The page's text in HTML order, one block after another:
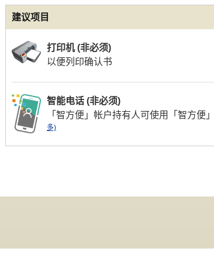
建议项目
打印机 (非必须)
以便列印确认书
智能电话 (非必须)
「智方便」帐户持有人可使用「智方便
多)